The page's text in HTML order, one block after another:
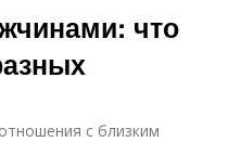
что
с близким